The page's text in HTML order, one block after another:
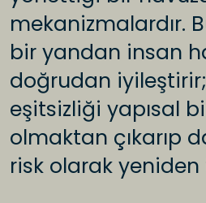
mekanizmalardır.
bir yandan insan
doğrudan
eşitsizliği yapısal
olmaktan çıkarıp
risk olarak yeniden